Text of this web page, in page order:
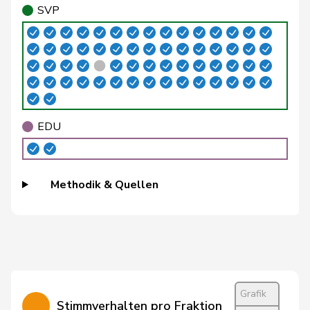
Schilliger
Peter FDP RL
LU
Schneeberger
Daniela FDP RL
Silberschmidt
Andri FDP RL
Theiler
Heinz FDP RL
SZ
Vietze
Kris FDP RL
TG
Stauffacher
Susanne
Wasserfallen
Christian FDP
SVP
EDU
Methodik & Quellen
Stimmverhalten pro Fraktion
Grafik